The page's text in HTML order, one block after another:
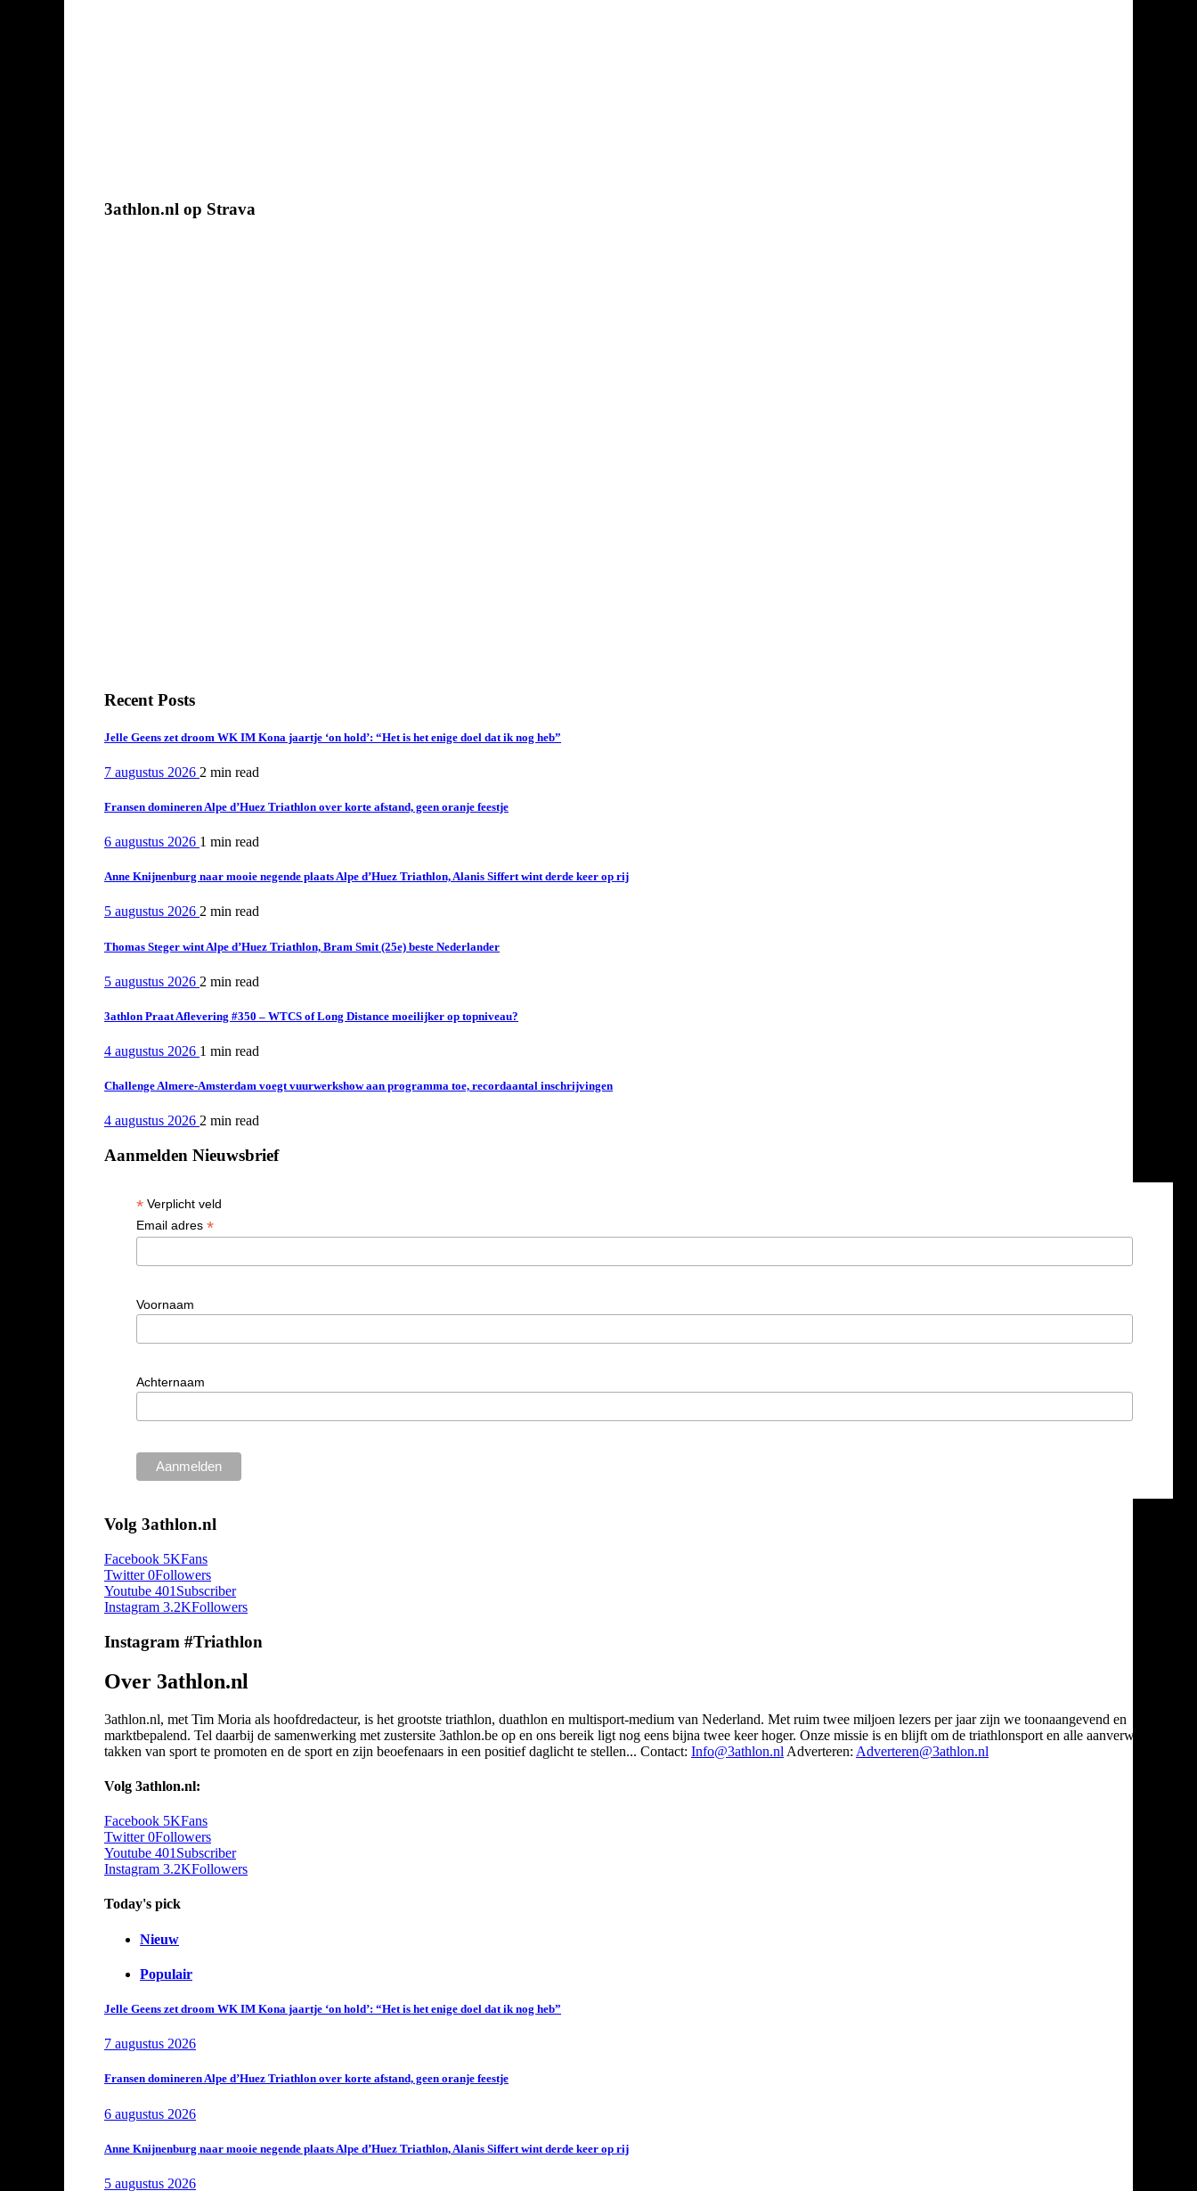
3athlon.nl op Strava
Recent Posts
Jelle Geens zet droom WK IM Kona jaartje ‘on hold’: “Het is het enige doel dat ik nog heb”
7 augustus 2026 2 min read
Fransen domineren Alpe d’Huez Triathlon over korte afstand, geen oranje feestje
6 augustus 2026 1 min read
Anne Knijnenburg naar mooie negende plaats Alpe d’Huez Triathlon, Alanis Siffert wint derde keer op rij
5 augustus 2026 2 min read
Thomas Steger wint Alpe d’Huez Triathlon, Bram Smit (25e) beste Nederlander
5 augustus 2026 2 min read
3athlon Praat Aflevering #350 – WTCS of Long Distance moeilijker op topniveau?
4 augustus 2026 1 min read
Challenge Almere-Amsterdam voegt vuurwerkshow aan programma toe, recordaantal inschrijvingen
4 augustus 2026 2 min read
Aanmelden Nieuwsbrief
* Verplicht veld
Email adres *
Voornaam
Achternaam
Volg 3athlon.nl
Facebook 5KFans
Twitter 0Followers
Youtube 401 Subscriber
Instagram 3.2KFollowers
Instagram #Triathlon
Over 3athlon.nl
3athlon.nl, met Tim Moria als hoofdredacteur, is het grootste triathlon, duathlon en multisport-medium van Nederland. Met ruim twee miljoen lezers per jaar zijn we toonaangevend en
marktbepalend. Tel daarbij de samenwerking met zustersite 3athlon.be op en ons bereik ligt nog eens bijna twee keer hoger. Onze missie is en blijft om de triathlonsport en alle aanverwante
takken van sport te promoten en de sport en zijn beoefenaars in een positief daglicht te stellen... Contact: Info@3athlon.nl Adverteren: Adverteren@3athlon.nl
Volg 3athlon.nl:
Facebook 5KFans
Twitter 0Followers
Youtube 401 Subscriber
Instagram 3.2KFollowers
Today's pick
Nieuw
Populair
Jelle Geens zet droom WK IM Kona jaartje ‘on hold’: “Het is het enige doel dat ik nog heb”
7 augustus 2026
Fransen domineren Alpe d’Huez Triathlon over korte afstand, geen oranje feestje
6 augustus 2026
Anne Knijnenburg naar mooie negende plaats Alpe d’Huez Triathlon, Alanis Siffert wint derde keer op rij
5 augustus 2026